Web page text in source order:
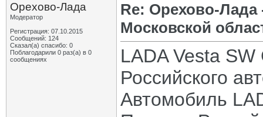
Орехово-Лада
Модератор
Регистрация: 07.10.2015
Сообщений: 124
Сказал(а) спасибо: 0
Поблагодарили 0 раз(а) в 0
сообщениях
Re: Орехово-
Московской
LADA Vesta
Российского
Автомобиль